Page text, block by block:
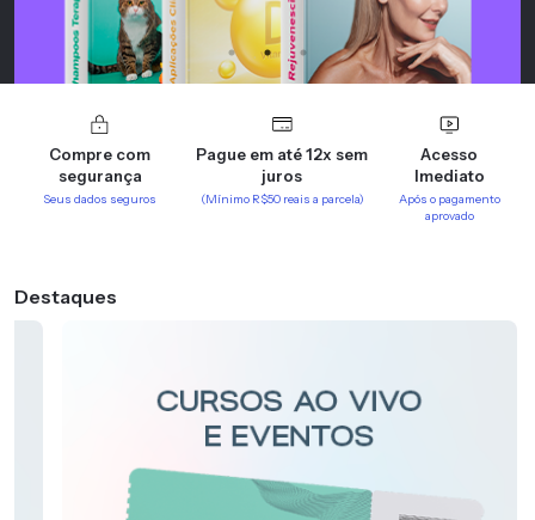
Compre com
segurança
Seus dados seguros
Pague em até 12x sem
juros
(Mínimo R$50 reais a parcela)
Acesso
Imediato
Após o pagamento
aprovado
Destaques